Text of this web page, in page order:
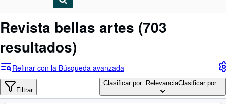
Mi cuenta
Búsqueda avanzada
Colecciones
Revista bellas artes (703
resultados)
Refinar con la Búsqueda avanzada
Filtrar
Clasificar por: RelevanciaClasificar por...